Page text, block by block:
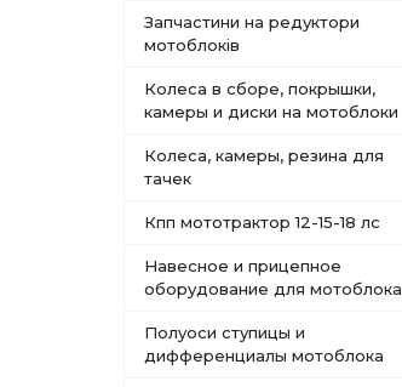
Запчастини на редуктори
мотоблоків
Колеса в сборе, покрышки,
камеры и диски на мотоблоки
Колеса, камеры, резина для
тачек
Кпп мототрактор 12-15-18 лс
Навесное и прицепное
оборудование для мотоблока
Полуоси ступицы и
дифференциалы мотоблока